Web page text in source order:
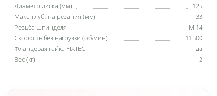
Диаметр диска (мм)
125
Макс. глубина резания (мм)
33
Резьба шпинделя
M 14
Скорость без нагрузки (об/мин)
11500
Фланцевая гайка FIXTEC
да
Вес (кг)
2